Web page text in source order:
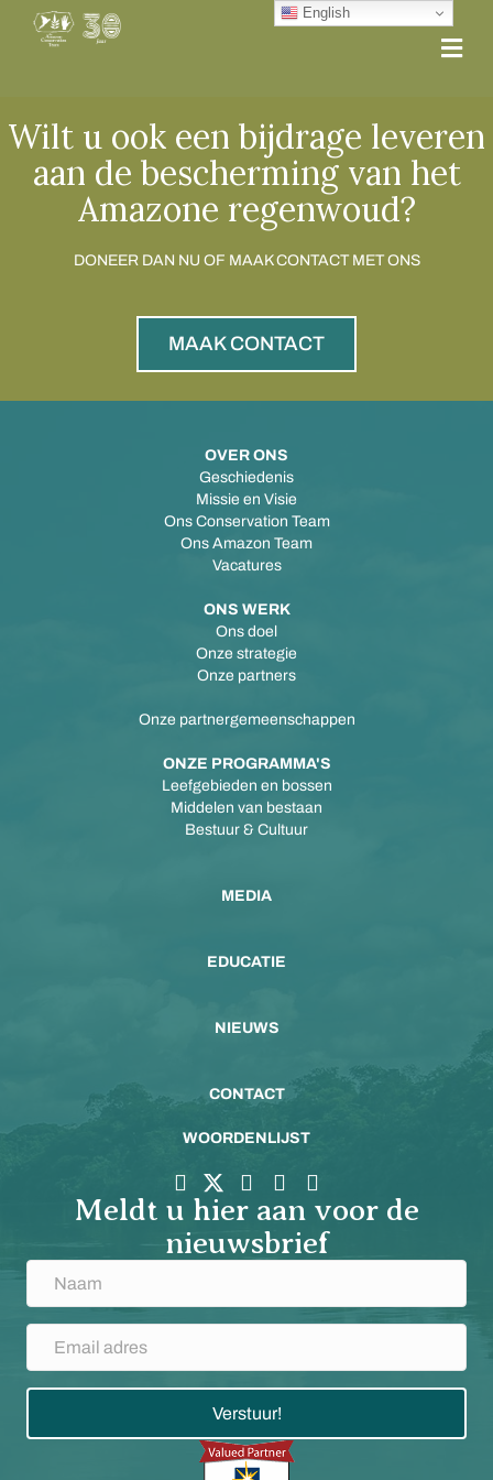
Wilt u ook een bijdrage leveren
aan de bescherming van het
Amazone regenwoud?
DONEER DAN NU OF MAAK CONTACT MET ONS
MAAK CONTACT
OVER ONS
Geschiedenis
Missie en Visie
Ons Conservation Team
Ons Amazon Team
Vacatures
ONS WERK
Ons doel
Onze strategie
Onze partners
Onze partnergemeenschappen
ONZE PROGRAMMA'S
Leefgebieden en bossen
Middelen van bestaan
Bestuur & Cultuur
MEDIA
EDUCATIE
NIEUWS
CONTACT
WOORDENLIJST
Meldt u hier aan voor de
nieuwsbrief
Verstuur!
English